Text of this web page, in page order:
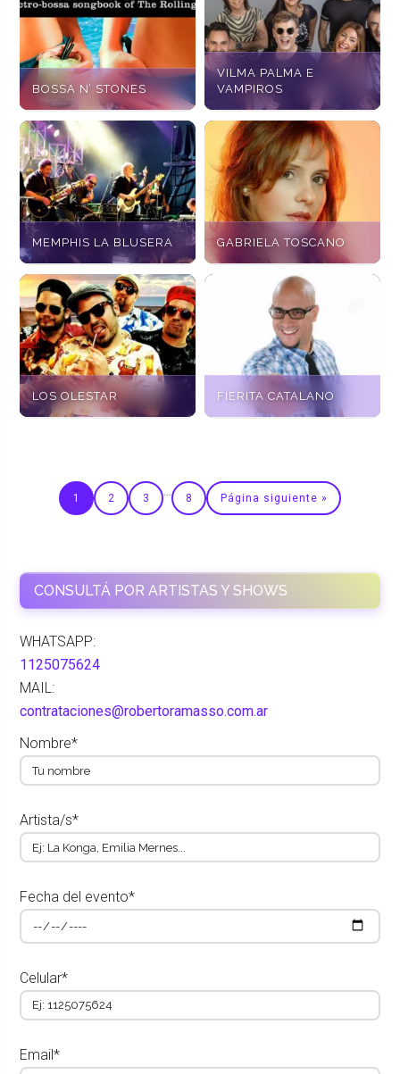
BOSSA N’ STONES
VILMA PALMA E
VAMPIROS
MEMPHIS LA BLUSERA GABRIELA TOSCANO
LOS OLESTAR FIERITA CATALANO
1 2 3 8 Página siguiente »
CONSULTÁ POR ARTISTAS Y SHOWS
WHATSAPP:
1125075624
MAIL:
contrataciones@robertoramasso.com.ar
Nombre*
Artista/s*
Fecha del evento*
Celular*
Email*